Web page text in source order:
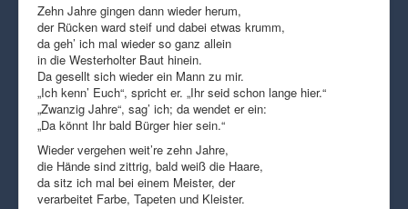
Zehn Jahre gingen dann wieder herum,
der Rücken ward steif und dabei etwas krumm,
da geh’ ich mal wieder so ganz allein
in die Westerholter Baut hinein.
Da gesellt sich wieder ein Mann zu mir.
„Ich kenn’ Euch“, spricht er. „Ihr seid schon lange hier.“
„Zwanzig Jahre“, sag’ ich; da wendet er ein:
„Da könnt Ihr bald Bürger hier sein.“
Wieder vergehen weit’re zehn Jahre,
die Hände sind zittrig, bald weiß die Haare,
da sitz ich mal bei einem Meister, der
verarbeitet Farbe, Tapeten und Kleister.